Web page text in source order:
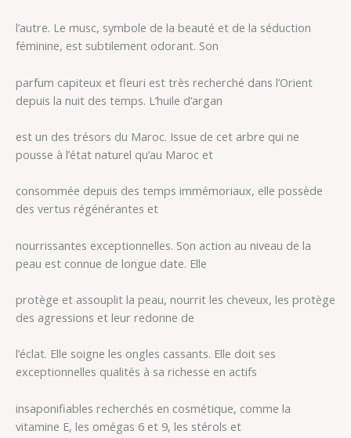
l’autre. Le musc, symbole de la beauté et de la séduction
féminine, est subtilement odorant. Son
parfum capiteux et fleuri est très recherché dans l’Orient
depuis la nuit des temps. L’huile d’argan
est un des trésors du Maroc. Issue de cet arbre qui ne
pousse à l’état naturel qu’au Maroc et
consommée depuis des temps immémoriaux, elle possède
des vertus régénérantes et
nourrissantes exceptionnelles. Son action au niveau de la
peau est connue de longue date. Elle
protège et assouplit la peau, nourrit les cheveux, les protège
des agressions et leur redonne de
l’éclat. Elle soigne les ongles cassants. Elle doit ses
exceptionnelles qualités à sa richesse en actifs
insaponifiables recherchés en cosmétique, comme la
vitamine E, les omégas 6 et 9, les stérols et